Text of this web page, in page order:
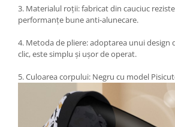
3. Materialul roții: fabricat din cauciuc
performanțe bune anti-alunecare.
4. Metoda de pliere: adoptarea unui design
clic, este simplu și ușor de operat.
5. Culoarea corpului: Negru cu model